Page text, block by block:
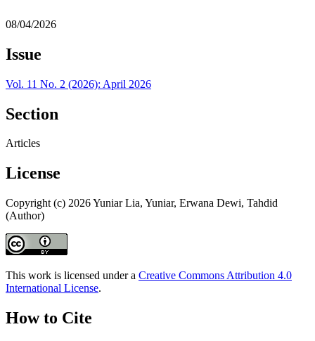
08/04/2026
Issue
Vol. 11 No. 2 (2026): April 2026
Section
Articles
License
Copyright (c) 2026 Yuniar Lia, Yuniar, Erwana Dewi, Tahdid
(Author)
This work is licensed under a Creative Commons Attribution 4.0
International License.
How to Cite